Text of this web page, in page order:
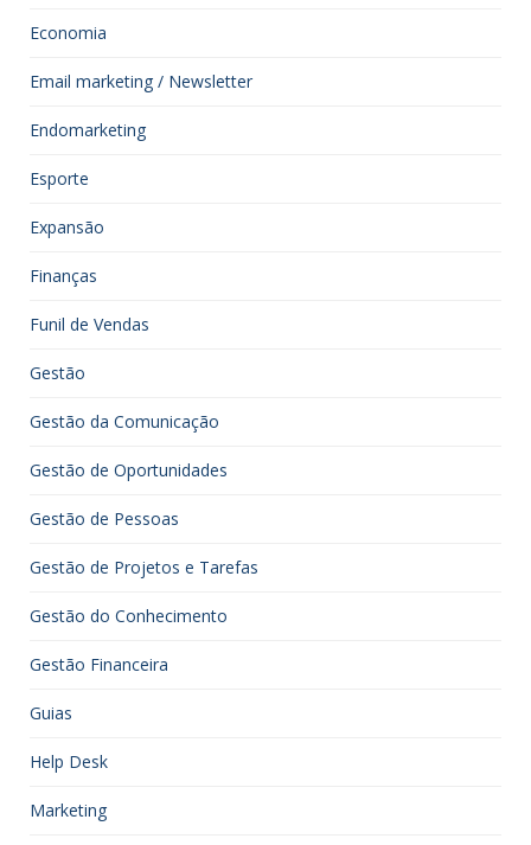
Economia
Email marketing / Newsletter
Endomarketing
Esporte
Expansão
Finanças
Funil de Vendas
Gestão
Gestão da Comunicação
Gestão de Oportunidades
Gestão de Pessoas
Gestão de Projetos e Tarefas
Gestão do Conhecimento
Gestão Financeira
Guias
Help Desk
Marketing